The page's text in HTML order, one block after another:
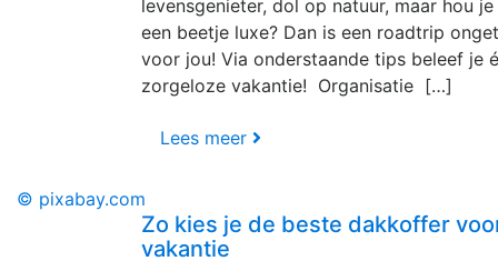
levensgenieter, dol op natuur, maar hou
een beetje luxe? Dan is een roadtrip
voor jou! Via onderstaande tips beleef je
zorgeloze vakantie! Organisatie […]
Lees meer
© pixabay.com
Zo kies je de beste dakkoffer
vakantie